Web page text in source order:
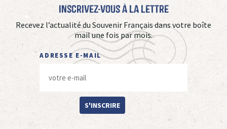
Inscrivez-vous à La Lettre
Recevez l’actualité du Souvenir Français dans votre boîte
mail une fois par mois.
ADRESSE E-MAIL
S'INSCRIRE